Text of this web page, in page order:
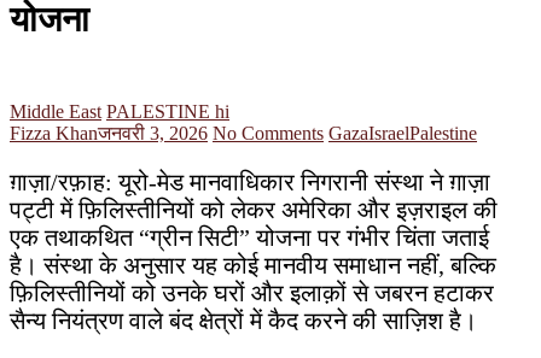
योजना
Middle East PALESTINE hi
Fizza Khanजनवरी 3, 2026 No Comments GazaIsraelPalestine
ग़ाज़ा/रफ़ाह: यूरो-मेड मानवाधिकार निगरानी संस्था ने ग़ाज़ा
पट्टी में फ़िलिस्तीनियों को लेकर अमेरिका और इज़राइल की
एक तथाकथित “ग्रीन सिटी” योजना पर गंभीर चिंता जताई
है। संस्था के अनुसार यह कोई मानवीय समाधान नहीं, बल्कि
फ़िलिस्तीनियों को उनके घरों और इलाक़ों से जबरन हटाकर
सैन्य नियंत्रण वाले बंद क्षेत्रों में कैद करने की साज़िश है।